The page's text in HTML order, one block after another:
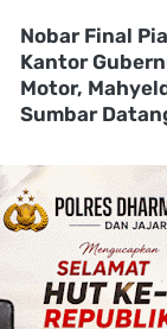
Nobar Final
Kantor
Motor,
Sumbar